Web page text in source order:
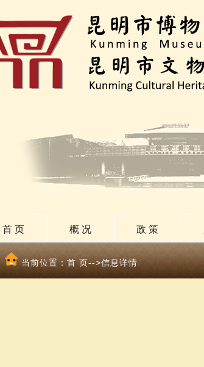
首 页 概 况 政 策
当前位置： 首 页-->信息详情